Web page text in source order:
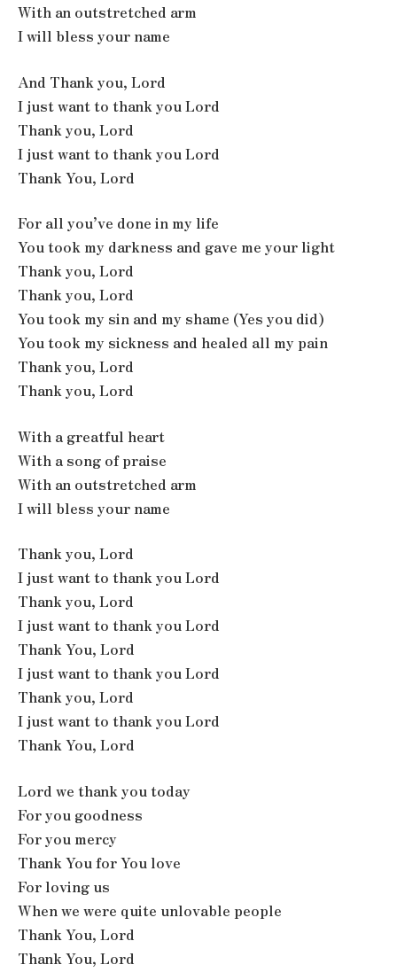
With an outstretched arm
I will bless your name
And Thank you, Lord
I just want to thank you Lord
Thank you, Lord
I just want to thank you Lord
Thank You, Lord
For all you’ve done in my life
You took my darkness and gave me your light
Thank you, Lord
Thank you, Lord
You took my sin and my shame (Yes you did)
You took my sickness and healed all my pain
Thank you, Lord
Thank you, Lord
With a greatful heart
With a song of praise
With an outstretched arm
I will bless your name
Thank you, Lord
I just want to thank you Lord
Thank you, Lord
I just want to thank you Lord
Thank You, Lord
I just want to thank you Lord
Thank you, Lord
I just want to thank you Lord
Thank You, Lord
Lord we thank you today
For you goodness
For you mercy
Thank You for You love
For loving us
When we were quite unlovable people
Thank You, Lord
Thank You, Lord